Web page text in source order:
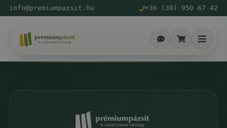
info@premiumpazsit.hu +36 (30) 950 67 42